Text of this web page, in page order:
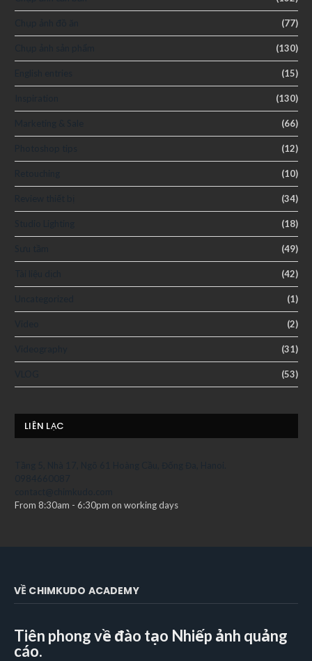
(77)
(130)
(15)
(130)
(66)
(12)
(10)
(34)
(18)
(49)
(42)
(1)
(2)
(31)
(53)
LIÊN LẠC
From 8:30am - 6:30pm on working days
VỀ CHIMKUDO ACADEMY
Tiên phong về đào tạo Nhiếp ảnh quảng
cáo.